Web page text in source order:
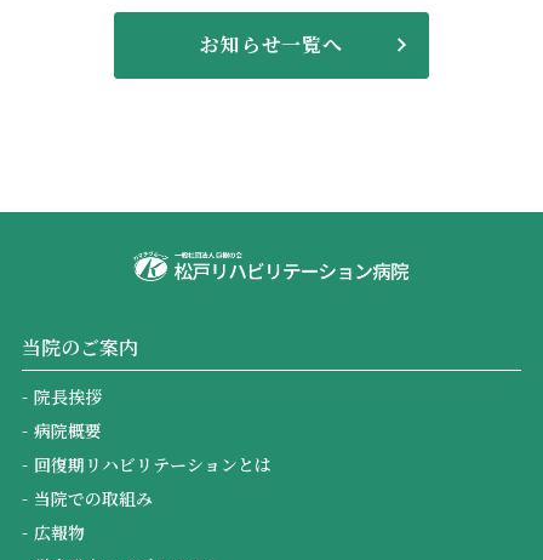
掲示事項
お知らせ一覧へ
当院のご案内
院長挨拶
病院概要
回復期リハビリテーションとは
当院での取組み
広報物